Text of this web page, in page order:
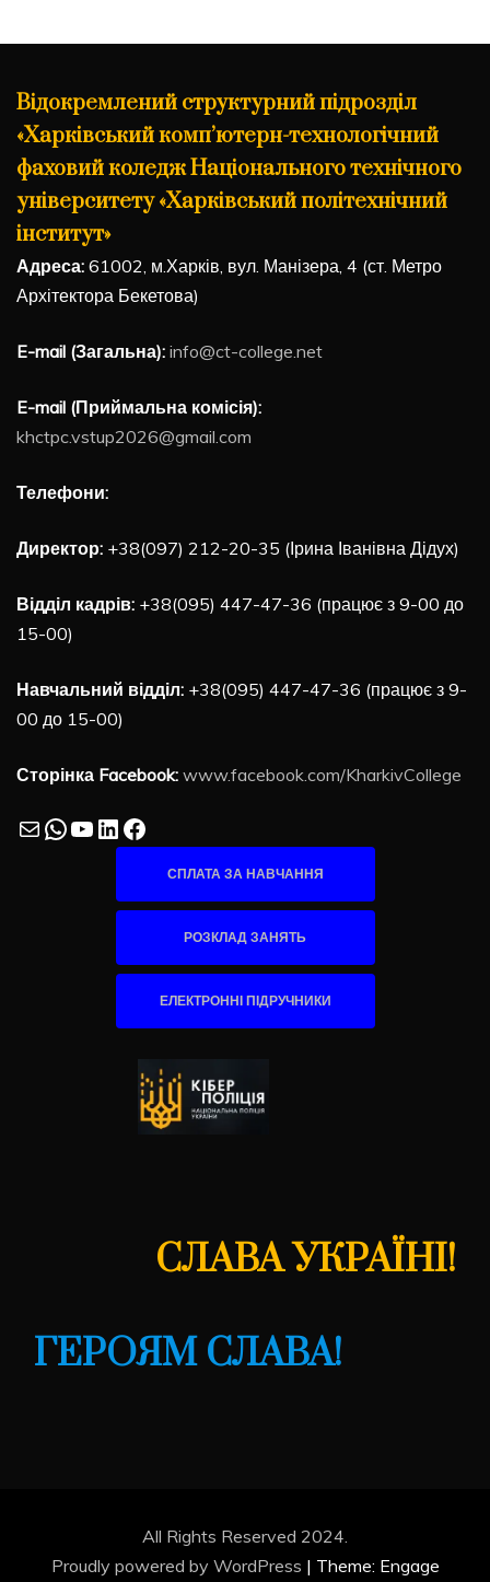
Відокремлений структурний підрозділ
«Харківський комп’ютерн-технологічний
фаховий коледж Національного технічного
університету «Харківський політехнічний
інститут»
Адреса: 61002, м.Харків, вул. Манізера, 4 (ст. Метро
Архітектора Бекетова)
E-mail (Загальна): info@ct-college.net
E-mail (Приймальна комісія):
khctpc.vstup2026@gmail.com
Телефони:
Директор: +38(097) 212-20-35 (Ірина Іванівна Дідух)
Відділ кадрів: +38(095) 447-47-36 (працює з 9-00 до
15-00)
Навчальний відділ: +38(095) 447-47-36 (працює з 9-
00 до 15-00)
Сторінка Facebook: www.facebook.com/KharkivCollege
MailWhatsApp
YouTube
LinkedIn
Facebook
СПЛАТА ЗА НАВЧАННЯ
РОЗКЛАД ЗАНЯТЬ
ЕЛЕКТРОННІ ПІДРУЧНИКИ
СЛАВА УКРАЇНІ!
ГЕРОЯМ СЛАВА!
All Rights Reserved 2024.
Proudly powered by WordPress | Theme: Engage